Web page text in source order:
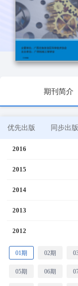
期刊简介
优先出版 同步出版
2016
2015
2014
2013
2012
01期 02期
05期 06期